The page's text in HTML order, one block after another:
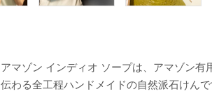
アマゾン インディオ ソープは、アマゾン
伝わる全工程ハンドメイドの自然派石けんで